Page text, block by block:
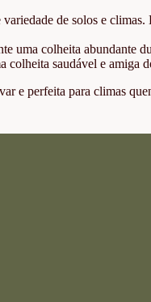
de solos e
uma colheita abundante
colheita saudável e amiga
perfeita para climas